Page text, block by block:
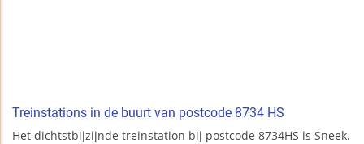
Treinstations in de buurt van postcode 8734 HS
Het dichtstbijzijnde treinstation bij postcode 8734HS is Sneek.